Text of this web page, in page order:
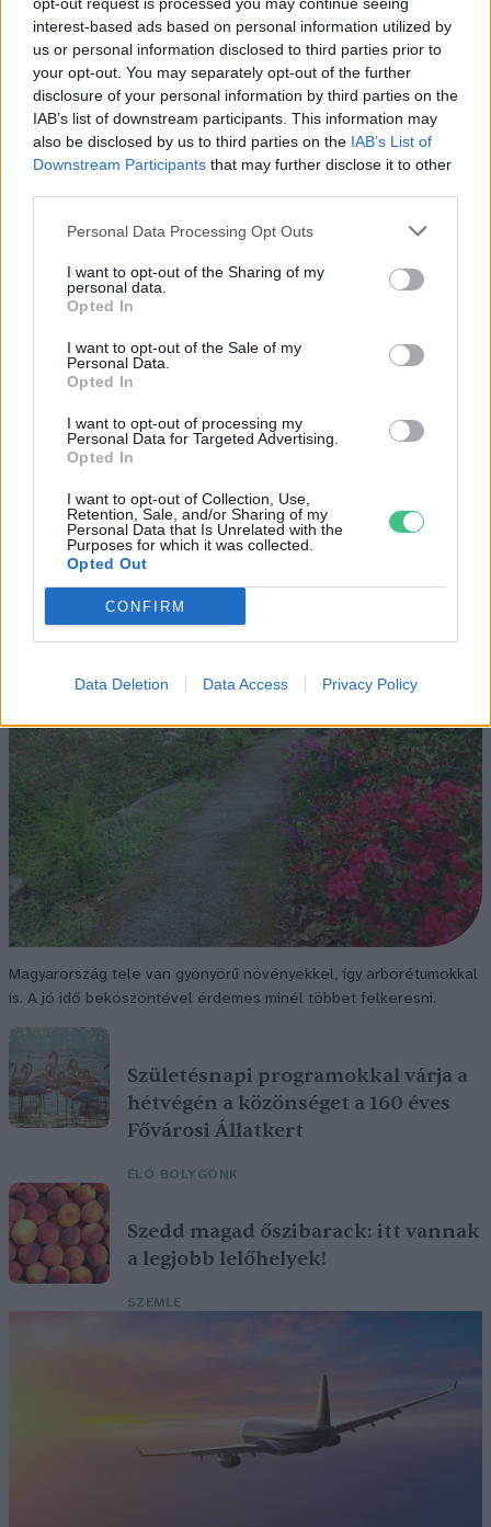
interest-based ads based on personal information utilized by
us or personal information disclosed to third parties prior to
your opt-out. You may separately opt-out of the further
disclosure of your personal information by third parties on the
IAB’s list of downstream participants. This information may
also be disclosed by us to third parties on the IAB’s List of
Downstream Participants that may further disclose it to other
Personal Data Processing Opt Outs
I want to opt-out of the Sharing of my
personal data.
Opted In
I want to opt-out of the Sale of my
Personal Data.
Opted In
I want to opt-out of processing my
Personal Data for Targeted Advertising.
Opted In
I want to opt-out of Collection, Use,
Retention, Sale, and/or Sharing of my
Personal Data that Is Unrelated with the
Purposes for which it was collected.
Opted Out
CONFIRM
Data Deletion Data Access Privacy Policy
„Mindegy már, hogy milyen
víz, csak víz legyen” |
A
az ember
Nem csak növényrajongóknak!
– 8 arborétum, amelyet
érdemes meglátogatni
ÉLŐ BOLYGÓNK
Magyarország tele van gyönyörű növényekkel, így arborétumokkal
is. A jó idő beköszöntével érdemes minél többet felkeresni.
Születésnapi programokkal várja a
hétvégén a közönséget a 160 éves
Fővárosi Állatkert
ÉLŐ BOLYGÓNK
Szedd magad őszibarack: itt vannak
a legjobb lelőhelyek!
SZEMLE